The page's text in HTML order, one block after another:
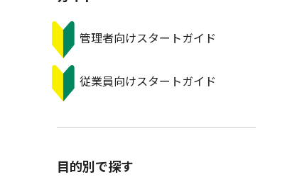
管理者向けスタートガイド
従業員向けスタートガイド
目的別で探す